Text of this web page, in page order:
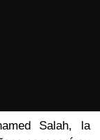
Salah, la